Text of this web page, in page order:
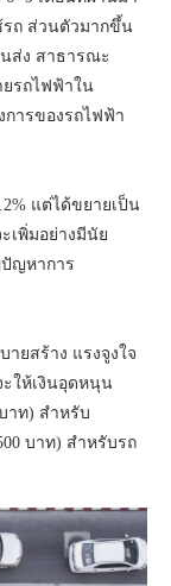
ถ ส่วนตัวมากขึ้น
นส่ง สาธารณะ
ยรถไฟฟ้าใน
ารของรถไฟฟ้า
แต่ได้ขยายเป็น
เพิ่มอย่างมีนัย
ญหาการ
ยสร้าง แรงจูงใจ
ให้เงินอุดหนุน
าท) สำหรับ
บาท) สำหรับรถ